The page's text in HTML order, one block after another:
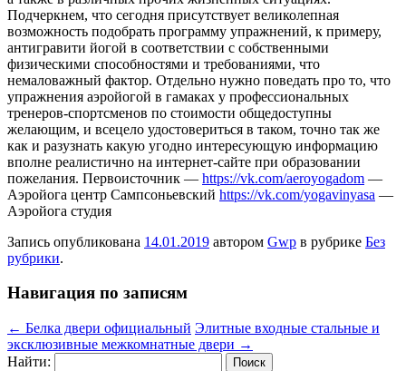
Подчеркнем, что сегодня присутствует великолепная
возможность подобрать программу упражнений, к примеру,
антигравити йогой в соответствии с собственными
физическими способностями и требованиями, что
немаловажный фактор. Отдельно нужно поведать про то, что
упражнения аэройогой в гамаках у профессиональных
тренеров-спортсменов по стоимости общедоступны
желающим, и всецело удостовериться в таком, точно так же
как и разузнать какую угодно интересующую информацию
вполне реалистично на интернет-сайте при образовании
пожелания. Первоисточник — https://vk.com/aeroyogadom —
Аэройога центр Сампсоньевский https://vk.com/yogavinyasa —
Аэройога студия
Запись опубликована 14.01.2019 автором Gwp в рубрике Без
рубрики.
Навигация по записям
← Белка двери официальный Элитные входные стальные и
эксклюзивные межкомнатные двери →
Найти: